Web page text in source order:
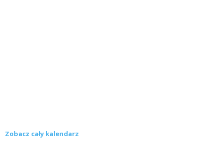
Zobacz cały kalendarz